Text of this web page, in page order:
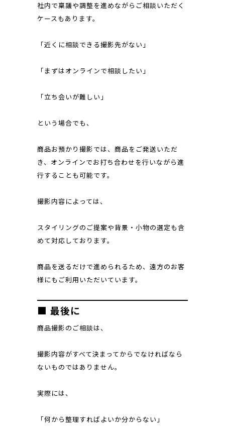
社内で稟議や調整を進めながらご相談いただく
ケースもあります。
「近くに相談できる撮影先がない」
「まずはオンラインで相談したい」
「立ち会いが難しい」
という場合でも、
商品お預かり撮影では、商品をご発送いただ
き、オンラインでお打ち合わせを行いながら進
行することも可能です。
撮影内容によっては、
スタイリングのご提案や背景・小物の選定も含
めて対応しております。
商品を送るだけで進められるため、遠方のお客
様にもご利用いただいています。
■ 最後に
商品撮影のご相談は、
撮影内容がすべて決まってからでなければなら
ないものではありません。
実際には、
「何から整理すればよいか分からない」